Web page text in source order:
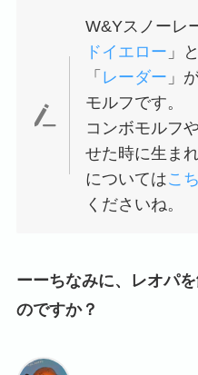
W&Yスノーレ
ドイエロー 」
「 レーダー 」
モルフです。
コンボモルフ
せた時に生ま
についてはこ
くださいね。
ーーちなみに、レオパ
のですか？